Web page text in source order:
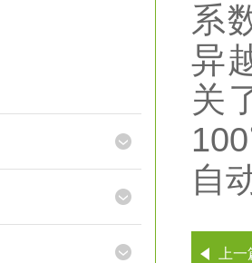
系
异
关
自
上